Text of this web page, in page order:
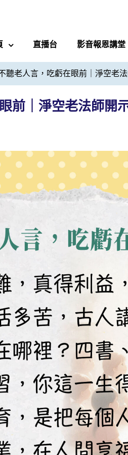
直播台 影音報恩講堂
聽老人言，吃虧在眼前｜淨空老
前｜淨空老法師開